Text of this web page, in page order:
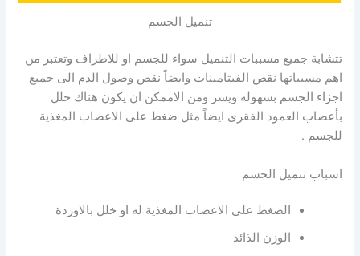
تنميل الجسم
تتشابة جميع مسببات التنميل سواء للجسم او للاطراف وتعتبر من
اهم مسبباتها نقص الفيتامينات وايضاً نقص وصول الدم الى جميع
اجزاء الجسم بسهولة ويسر ومن الاممكن ان يكون هناك خلل
بأعصاب العمود الفقرى ايضاً مثل ضغط على الاعصاب المغذية
للجسم .
اسباب تنميل الجسم
الضغط على الاعصاب المغذية له او خلل بالاوردة
الوزن الذائد